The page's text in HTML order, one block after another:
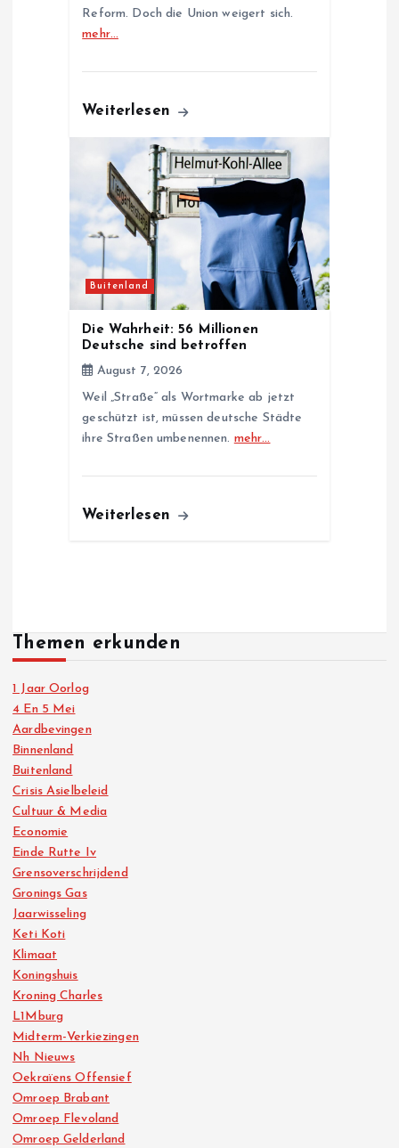
Reform. Doch die Union weigert sich.
mehr…
Weiterlesen
Buitenland
Die Wahrheit: 56 Millionen
Deutsche sind betroffen
August 7, 2026
Weil „Straße“ als Wortmarke ab jetzt
geschützt ist, müssen deutsche Städte
ihre Straßen umbenennen. mehr…
Weiterlesen
Themen erkunden
1 Jaar Oorlog
4 En 5 Mei
Aardbevingen
Binnenland
Buitenland
Crisis Asielbeleid
Cultuur & Media
Economie
Einde Rutte Iv
Grensoverschrijdend
Gronings Gas
Jaarwisseling
Keti Koti
Klimaat
Koningshuis
Kroning Charles
L1Mburg
Midterm-Verkiezingen
Nh Nieuws
Oekraïens Offensief
Omroep Brabant
Omroep Flevoland
Omroep Gelderland